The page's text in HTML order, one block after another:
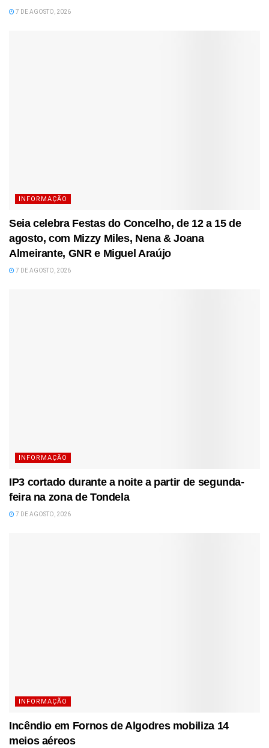
7 DE AGOSTO, 2026
INFORMAÇÃO
Seia celebra Festas do Concelho, de 12 a 15 de
agosto, com Mizzy Miles, Nena & Joana
Almeirante, GNR e Miguel Araújo
7 DE AGOSTO, 2026
INFORMAÇÃO
IP3 cortado durante a noite a partir de segunda-
feira na zona de Tondela
7 DE AGOSTO, 2026
INFORMAÇÃO
Incêndio em Fornos de Algodres mobiliza 14
meios aéreos